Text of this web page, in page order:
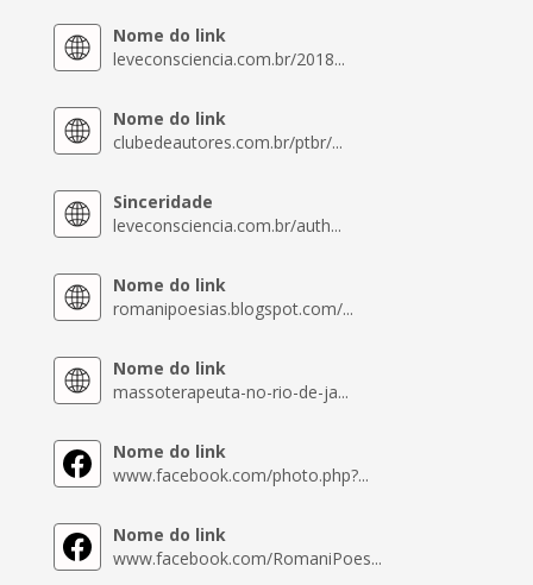
Nome do link
leveconsciencia.com.br/2018...
Nome do link
clubedeautores.com.br/ptbr/...
Sinceridade
leveconsciencia.com.br/auth...
Nome do link
romanipoesias.blogspot.com/...
Nome do link
massoterapeuta-no-rio-de-ja...
Nome do link
www.facebook.com/photo.php?...
Nome do link
www.facebook.com/RomaniPoes...